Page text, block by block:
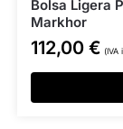
Bolsa Ligera
Markhor
112,00 € (IVA